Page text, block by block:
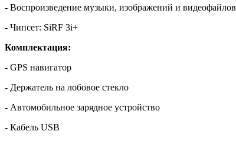
- Воспроизведение музыки, изображений и видеофайлов
- Чипсет: SiRF 3i+
Комплектация:
- GPS навигатор
- Держатель на лобовое стекло
- Автомобильное зарядное устройство
- Кабель USB